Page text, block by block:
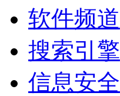
软件频道
搜索引擎
信息安全